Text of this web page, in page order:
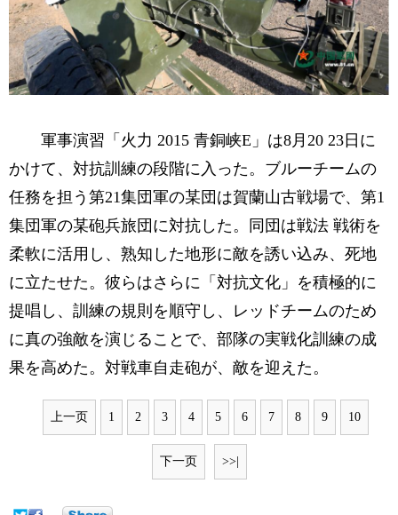
軍事演習「火力 2015 青銅峡E」は8月20 23日に
かけて、対抗訓練の段階に入った。ブルーチームの
任務を担う第21集団軍の某団は賀蘭山古戦場で、第1
集団軍の某砲兵旅団に対抗した。同団は戦法 戦術を
柔軟に活用し、熟知した地形に敵を誘い込み、死地
に立たせた。彼らはさらに「対抗文化」を積極的に
提唱し、訓練の規則を順守し、レッドチームのため
に真の強敵を演じることで、部隊の実戦化訓練の成
果を高めた。対戦車自走砲が、敵を迎えた。
上一页 1 2 3 4 5 6 7 8 9 10
下一页 >>|